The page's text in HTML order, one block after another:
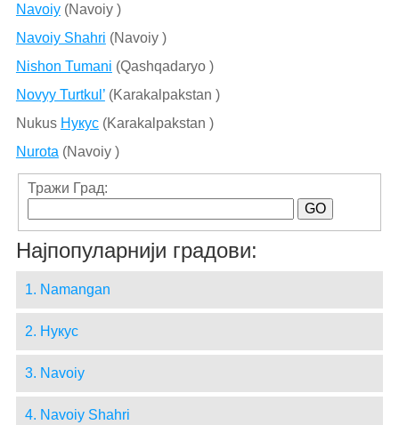
Navoiy(Navoiy )
Navoiy Shahri (Navoiy )
Nishon Tumani (Qashqadaryo )
Novyy Turtkul’(Karakalpakstan )
Nukus Нукус(Karakalpakstan )
Nurota (Navoiy )
Тражи Град:
Најпопуларнији градови:
1. Namangan
2. Нукус
3. Navoiy
4. Navoiy Shahri